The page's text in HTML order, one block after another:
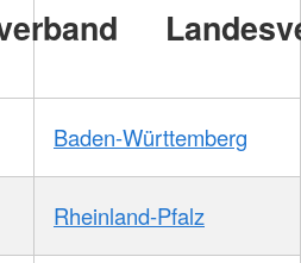
Baden-Württemberg
Rheinland-Pfalz